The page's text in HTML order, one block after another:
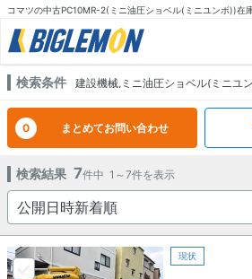
コマツの中古PC10MR-2(ミニ油圧ショベル(ミニユンボ))在
検索条件 建設機械,ミニ油圧ショベル(ミニユ
0 まとめてお問い合わせ
検索結果 7件中 1～7件を表示
現状